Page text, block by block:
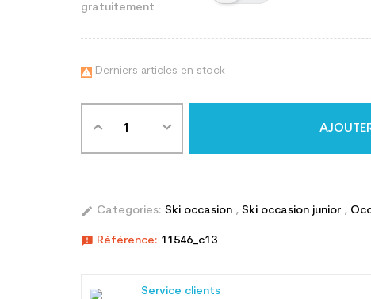
gratuitement
 Derniers articles en stock
edit Categories: Ski occasion , Ski occasion junior ,
announcement Référence: 11546_c13
Service clients